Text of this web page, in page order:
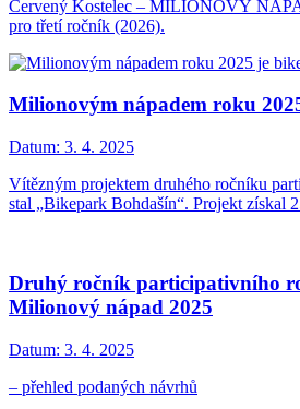
Červený Kostelec – MILIONOVÝ
pro třetí ročník (2026).
Milionovým nápadem roku
Datum: 3. 4. 2025
Vítězným projektem druhého ročníku
stal „Bikepark Bohdašín“. Projekt získal
Druhý ročník participativního
Milionový nápad 2025
Datum: 3. 4. 2025
– přehled podaných návrhů